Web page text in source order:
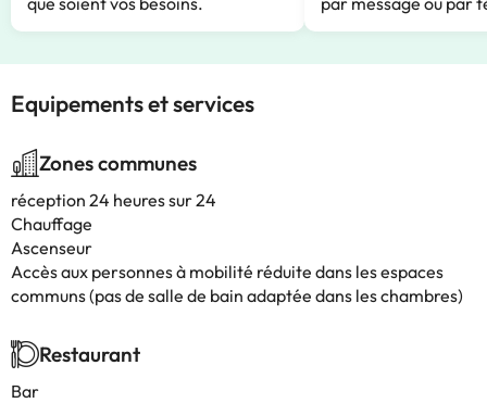
Equipements et services
Zones communes
réception 24 heures sur 24
Chauffage
Ascenseur
Accès aux personnes à mobilité réduite dans les espaces
communs (pas de salle de bain adaptée dans les chambres)
Restaurant
Bar